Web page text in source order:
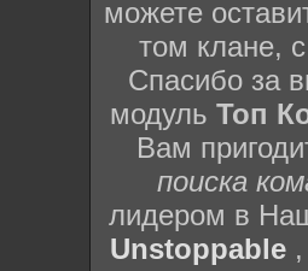
можете
том клане,
Спасибо за
модуль Топ
Вам
поиска
лидером в
Unstoppable